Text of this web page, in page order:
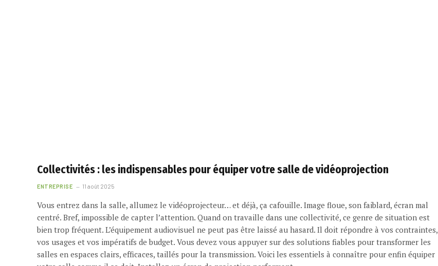
Collectivités : les indispensables pour équiper votre salle de vidéoprojection
ENTREPRISE 11 août 2025
Vous entrez dans la salle, allumez le vidéoprojecteur… et déjà, ça cafouille. Image floue, son faiblard, écran mal
centré. Bref, impossible de capter l’attention. Quand on travaille dans une collectivité, ce genre de situation est
bien trop fréquent. L’équipement audiovisuel ne peut pas être laissé au hasard. Il doit répondre à vos contraintes,
vos usages et vos impératifs de budget. Vous devez vous appuyer sur des solutions fiables pour transformer les
salles en espaces clairs, efficaces, taillés pour la transmission. Voici les essentiels à connaître pour enfin équiper